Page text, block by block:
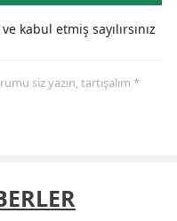
kabul etmiş sayılırsınız
siz yazın, tartışalım *